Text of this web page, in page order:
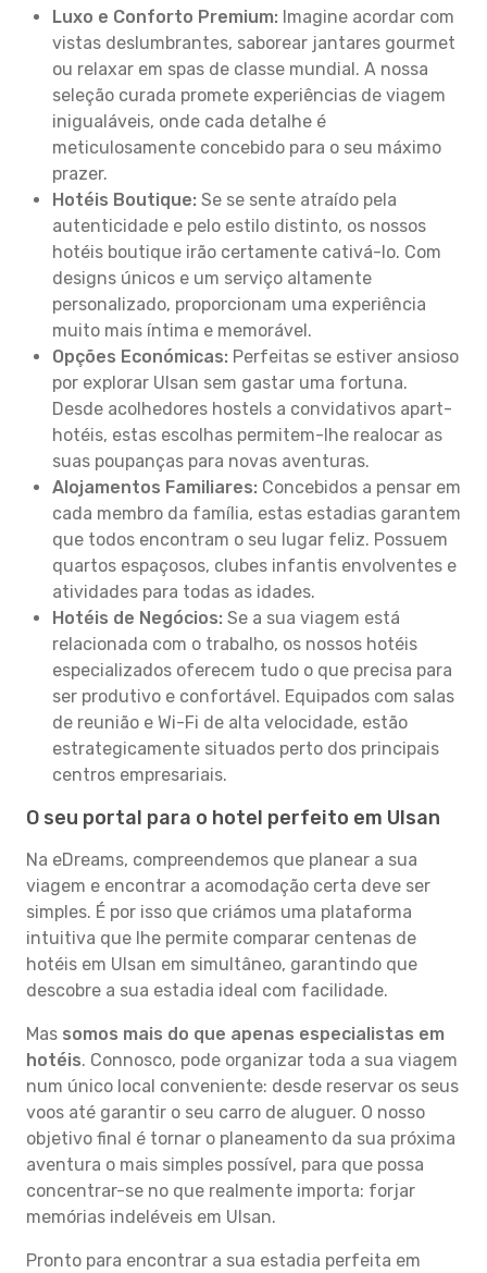
Luxo e Conforto Premium: Imagine acordar com
vistas deslumbrantes, saborear jantares gourmet
ou relaxar em spas de classe mundial. A nossa
seleção curada promete experiências de viagem
inigualáveis, onde cada detalhe é
meticulosamente concebido para o seu máximo
prazer.
Hotéis Boutique: Se se sente atraído pela
autenticidade e pelo estilo distinto, os nossos
hotéis boutique irão certamente cativá-lo. Com
designs únicos e um serviço altamente
personalizado, proporcionam uma experiência
muito mais íntima e memorável.
Opções Económicas: Perfeitas se estiver ansioso
por explorar Ulsan sem gastar uma fortuna.
Desde acolhedores hostels a convidativos apart-
hotéis, estas escolhas permitem-lhe realocar as
suas poupanças para novas aventuras.
Alojamentos Familiares: Concebidos a pensar em
cada membro da família, estas estadias garantem
que todos encontram o seu lugar feliz. Possuem
quartos espaçosos, clubes infantis envolventes e
atividades para todas as idades.
Hotéis de Negócios: Se a sua viagem está
relacionada com o trabalho, os nossos hotéis
especializados oferecem tudo o que precisa para
ser produtivo e confortável. Equipados com salas
de reunião e Wi-Fi de alta velocidade, estão
estrategicamente situados perto dos principais
centros empresariais.
O seu portal para o hotel perfeito em Ulsan
Na eDreams, compreendemos que planear a sua
viagem e encontrar a acomodação certa deve ser
simples. É por isso que criámos uma plataforma
intuitiva que lhe permite comparar centenas de
hotéis em Ulsan em simultâneo, garantindo que
descobre a sua estadia ideal com facilidade.
Mas somos mais do que apenas especialistas em
hotéis. Connosco, pode organizar toda a sua viagem
num único local conveniente: desde reservar os seus
voos até garantir o seu carro de aluguer. O nosso
objetivo final é tornar o planeamento da sua próxima
aventura o mais simples possível, para que possa
concentrar-se no que realmente importa: forjar
memórias indeléveis em Ulsan.
Pronto para encontrar a sua estadia perfeita em